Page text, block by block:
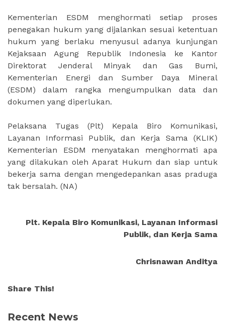
Kementerian ESDM menghormati setiap proses
penegakan hukum yang dijalankan sesuai ketentuan
hukum yang berlaku menyusul adanya kunjungan
Kejaksaan Agung Republik Indonesia ke Kantor
Direktorat Jenderal Minyak dan Gas Bumi,
Kementerian Energi dan Sumber Daya Mineral
(ESDM) dalam rangka mengumpulkan data dan
dokumen yang diperlukan.
Pelaksana Tugas (Plt) Kepala Biro Komunikasi,
Layanan Informasi Publik, dan Kerja Sama (KLIK)
Kementerian ESDM menyatakan menghormati apa
yang dilakukan oleh Aparat Hukum dan siap untuk
bekerja sama dengan mengedepankan asas praduga
tak bersalah. (NA)
Plt. Kepala Biro Komunikasi, Layanan Informasi
Publik, dan Kerja Sama
Chrisnawan Anditya
Share This!
Recent News